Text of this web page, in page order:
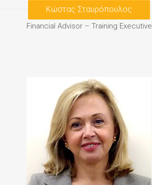
Κώστας Σταυρόπουλος
Financial Advisor – Training Executive